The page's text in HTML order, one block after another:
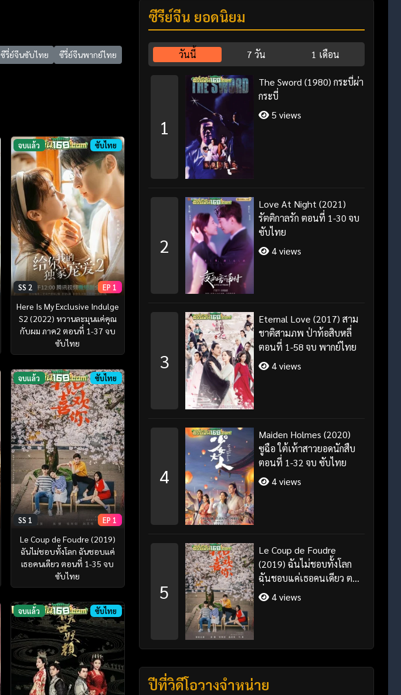
ซีรี่ย์จีนซับไทย
ซีรี่ย์จีนพากย์ไทย
จบแล้ว ซับไทย
SS 2 EP 1
Here Is My Exclusive Indulge
S2 (2022) หวานละมุนแค่คุณ
กับผม ภาค2 ตอนที่ 1-37 จบ
ซับไทย
จบแล้ว ซับไทย
SS 1 EP 1
Le Coup de Foudre (2019)
ฉันไม่ชอบทั้งโลก ฉันชอบแค่
เธอคนเดียว ตอนที่ 1-35 จบ
ซับไทย
จบแล้ว ซับไทย
ซีรี่ย์จีน ยอดนิยม
วันนี้ 7 วัน 1 เดือน
1
The Sword (1980) กระบี่ผ่า
กระบี่
5 views
2
Love At Night (2021)
รัตติกาลรัก ตอนที่ 1-30 จบ
ซับไทย
4 views
3
Eternal Love (2017) สาม
ชาติสามภพ ป่าท้อสิบหลี่
ตอนที่ 1-58 จบ พากย์ไทย
4 views
4
Maiden Holmes (2020)
ซูฉือ ใต้เท้าสาวยอดนักสืบ
ตอนที่ 1-32 จบ ซับไทย
4 views
5
Le Coup de Foudre
(2019) ฉันไม่ชอบทั้งโลก
ฉันชอบแค่เธอคนเดียว ตอน
ที่ 1-35 จบ ซับไทย
4 views
ปีที่วิดีโอวางจำหน่าย